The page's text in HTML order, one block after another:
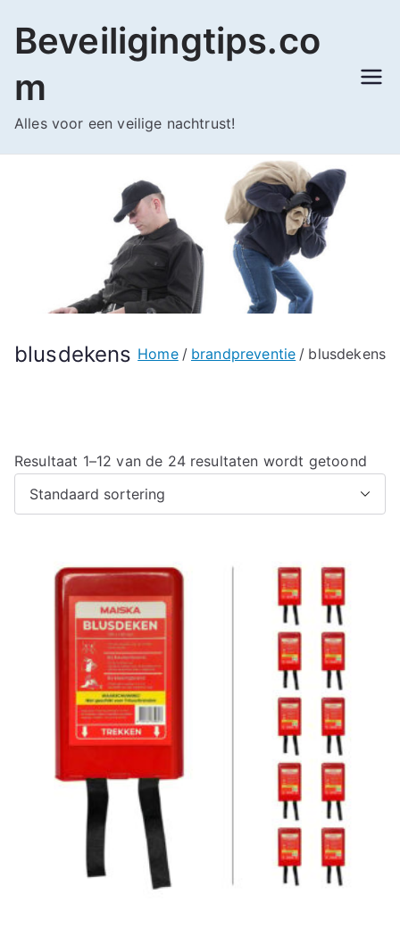
naar
inhoud
Beveiligingtips.co
m
Alles voor een veilige nachtrust!
blusdekens Home brandpreventie blusdekens
Resultaat 1–12 van de 24 resultaten wordt getoond